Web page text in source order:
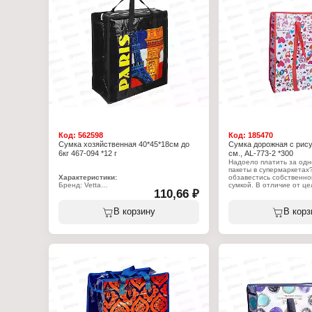
Код: 562598
Сумка хозяйственная 40*45*18см до
6кг 467-094 *12 г
Характеристики:
Бренд: Vetta
Назначение: хозяйственная
Дизайн: 4 дизайна в ассортименте
Нагрузка: до 6 кг
110,66 ₽
В корзину
Код: 185470
Сумка дорожная с
см., AL-773-2 *300
Надоело платить за
пакеты в
обзавестись
сумкой. В отличие от
аналогов никогда не
подведет в самый
момент. Выполнена из
полипропилена.
тяжесть. Идеально
надежная спутница на
супермаркет, пара
удобных походов за
застегивается на
В